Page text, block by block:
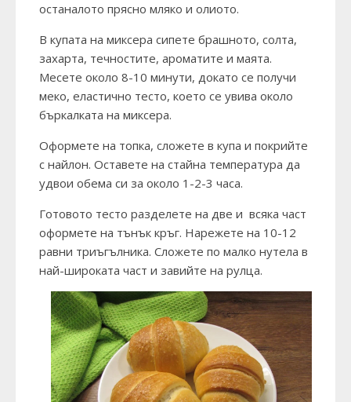
останалото прясно мляко и олиото.
В купата на миксера сипете брашното, солта,
захарта, течностите, ароматите и маята.
Месете около 8-10 минути, докато се получи
меко, еластично тесто, което се увива около
бъркалката на миксера.
Оформете на топка, сложете в купа и покрийте
с найлон. Оставете на стайна температура да
удвои обема си за около 1-2-3 часа.
Готовото тесто разделете на две и всяка част
оформете на тънък кръг. Нарежете на 10-12
равни триъгълника. Сложете по малко нутела в
най-широката част и завийте на рулца.